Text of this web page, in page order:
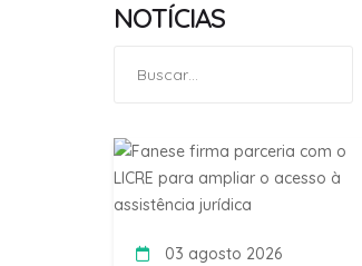
NOTÍCIAS
por:
03 agosto 2026